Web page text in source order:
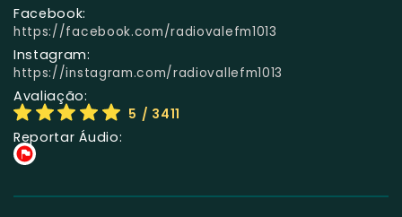
Facebook:
https://facebook.com/radiovalefm1013
Instagram:
https://instagram.com/radiovallefm1013
Avaliação:
5 / 3411
Reportar Áudio: